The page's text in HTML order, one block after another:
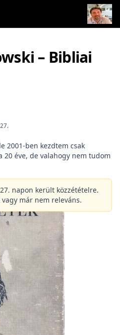
– Bibliai
2001-ben kezdtem csak
20 éve, de valahogy nem tudom
napon került közzétételre.
már nem releváns.